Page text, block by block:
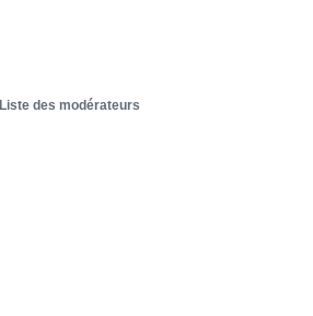
Liste des modérateurs